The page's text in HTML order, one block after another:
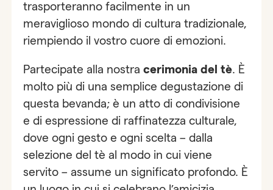
trasporteranno facilmente in un
meraviglioso mondo di cultura tradizionale,
riempiendo il vostro cuore di emozioni.
Partecipate alla nostracerimonia del tè. È
molto più di una semplice degustazione di
questa bevanda; è un atto di condivisione
e di espressione di raffinatezza culturale,
dove ogni gesto e ogni scelta – dalla
selezione del tè al modo in cui viene
servito – assume un significato profondo. È